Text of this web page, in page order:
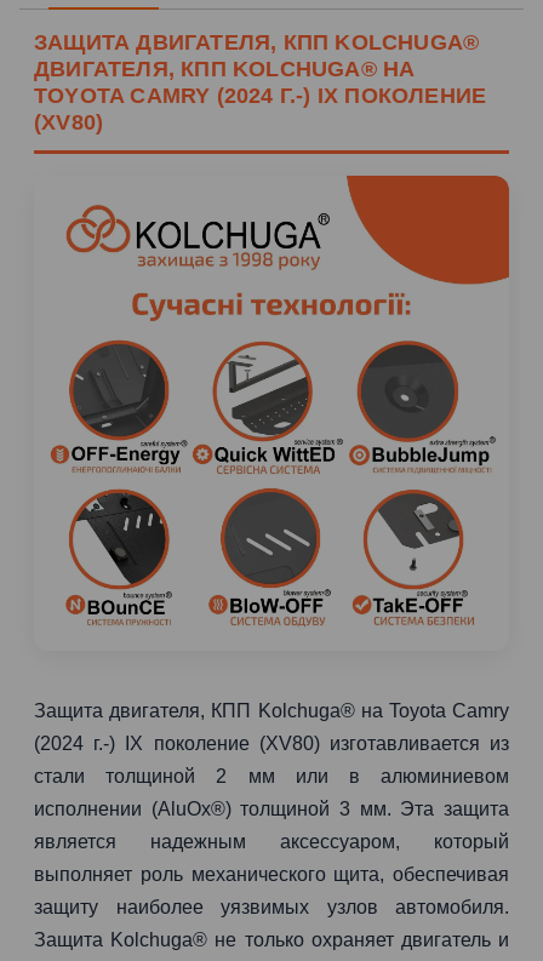
ЗАЩИТА ДВИГАТЕЛЯ, КПП KOLCHUGA®
ДВИГАТЕЛЯ, КПП KOLCHUGA® НА
TOYOTA CAMRY (2024 Г.-) IX ПОКОЛЕНИЕ
(XV80)
Защита двигателя, КПП Kolchuga® на Toyota Camry
(2024 г.-) IX поколение (XV80) изготавливается из
стали толщиной 2 мм или в алюминиевом
исполнении (AluOx®) толщиной 3 мм. Эта защита
является надежным аксессуаром, который
выполняет роль механического щита, обеспечивая
защиту наиболее уязвимых узлов автомобиля.
Защита Kolchuga® не только охраняет двигатель и